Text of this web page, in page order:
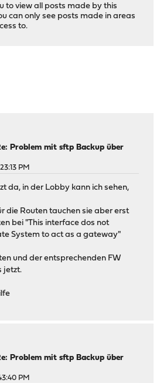
to view all posts made by this
can only see posts made in areas
to.
Problem mit sftp Backup über
PM
da, in der Lobby kann ich sehen,
die Routen tauchen sie aber erst
bei "This interface dos not
System to act as a gateway"
und der entsprechenden FW
jetzt.
Problem mit sftp Backup über
PM